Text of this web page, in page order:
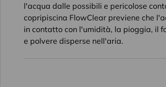
l'acqua dalle possibili e pericolose
copripiscina FlowClear previene che
in contatto con l'umidità, la pioggia, il
e polvere disperse nell'aria.